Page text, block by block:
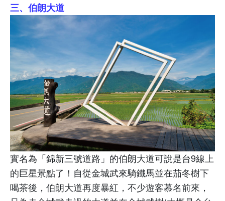
三、伯朗大道
實名為「錦新三號道路」的伯朗大道可說是台9線上
的巨星景點了！自從金城武來騎鐵馬並在茄冬樹下
喝茶後，伯朗大道再度暴紅，不少遊客慕名前來，